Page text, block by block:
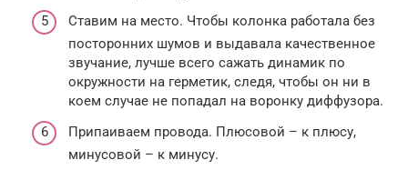
Ставим на место. Чтобы колонка работала без
посторонних шумов и выдавала качественное
звучание, лучше всего сажать динамик по
окружности на герметик, следя, чтобы он ни в
коем случае не попадал на воронку диффузора.
Припаиваем провода. Плюсовой – к плюсу,
минусовой – к минусу.